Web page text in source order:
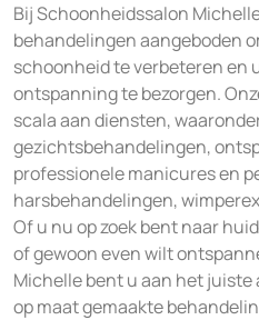
Bij Schoonheidssalon
behandelingen aangeboden
schoonheid te verbeteren en
ontspanning te bezorgen.
scala aan diensten,
gezichtsbehandelingen,
professionele manicures en
harsbehandelingen,
Of u nu op zoek bent naar
of gewoon even wilt
Michelle bent u aan het juiste
op maat gemaakte